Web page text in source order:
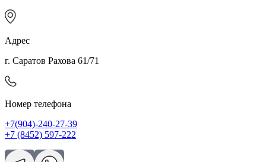
Адрес
г. Саратов Рахова 61/71
Номер телефона
+7(904)-240-27-39
+7 (8452) 597-222